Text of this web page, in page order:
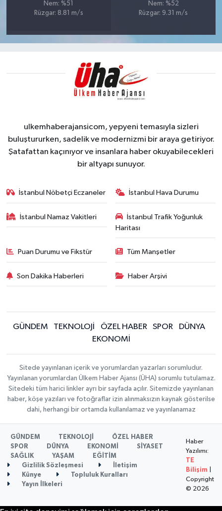
Nem: %51
Rüzgar: 8.81 m/s
Nem: %52
Rüzgar: 9.31 m/s
ulkemhaberajansicom, yepyeni temasıyla sizleri
buluştururken, sadelik ve modernizmi bir araya getiriyor.
Şatafattan kaçınıyor ve insanlara haber okuyabilecekleri
bir altyapı sunuyor.
İstanbul Nöbetçi Eczaneler İstanbul Hava Durumu
İstanbul Namaz Vakitleri
İstanbul Trafik Yoğunluk
Haritası
Puan Durumu ve Fikstür Tüm Manşetler
Son Dakika Haberleri Haber Arşivi
GÜNDEM TEKNOLOJİ ÖZEL HABER SPOR
DÜNYA
EKONOMİ
Sitede yayınlanan içerik ve yorumlardan yazarları sorumludur.
Yayınlanan yorumlardan Ülkem Haber Ajansı (ÜHA) sorumlu tutulamaz.
Sitedeki tüm harici linkler ayrı bir sayfada açılır. Sitemizde yayınlanan
haber, köşe yazıları ve fotoğraflar izin alınmaksızın kaynak gösterilse
dahi, herhangi bir ortamda kullanılamaz ve yayınlanamaz
GÜNDEM TEKNOLOJİ
ÖZEL HABER
SPOR
DÜNYA EKONOMİ
SİYASET
SAĞLIK
YAŞAM
EĞİTİM
Gizlilik Sözleşmesi
İletişim
Künye
Topluluk Kuralları
Yayın İlkeleri
Haber
Yazılımı:
TE
Bilişim
Copyright
© 2026